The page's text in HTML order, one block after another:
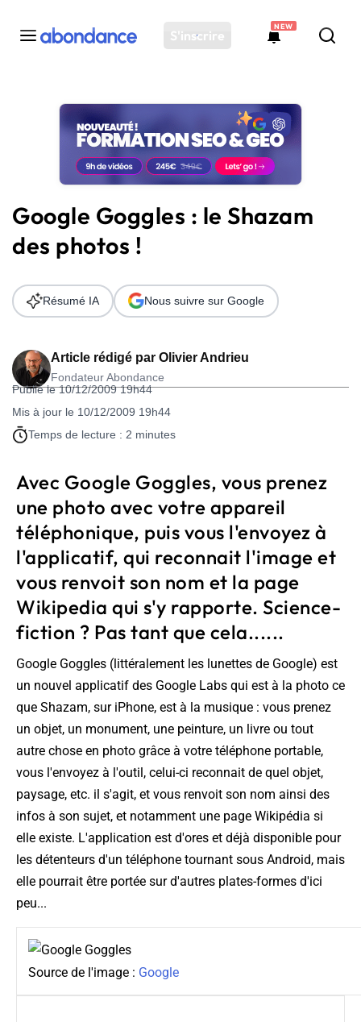
S'inscrire
NEW
Toutes les actus
Actus SEO
Plateforme
Solutions
Ressources
Audit SEO
Google Goggles : le Shazam
des photos !
Article rédigé par Olivier Andrieu
Fondateur Abondance
Publié le 10/12/2009 19h44
Mis à jour le 10/12/2009 19h44
Temps de lecture : 2 minutes
Résumé IA Nous suivre sur Google
Avec Google Goggles, vous prenez
une photo avec votre appareil
téléphonique, puis vous l'envoyez à
l'applicatif, qui reconnait l'image et
vous renvoit son nom et la page
Wikipedia qui s'y rapporte. Science-
fiction ? Pas tant que cela......
Google Goggles (littéralement les lunettes de Google) est
un nouvel applicatif des Google Labs qui est à la photo ce
que Shazam, sur iPhone, est à la musique : vous prenez
un objet, un monument, une peinture, un livre ou tout
autre chose en photo grâce à votre téléphone portable,
vous l'envoyez à l'outil, celui-ci reconnait de quel objet,
paysage, etc. il s'agit, et vous renvoit son nom ainsi des
infos à son sujet, et notamment une page Wikipédia si
elle existe. L'application est d'ores et déjà disponible pour
les détenteurs d'un téléphone tournant sous Android, mais
elle pourrait être portée sur d'autres plates-formes d'ici
peu...
Source de l'image : Google